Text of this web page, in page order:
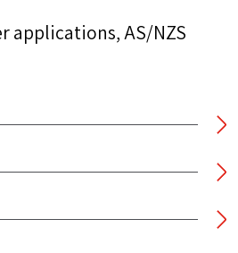
applications, AS/NZS